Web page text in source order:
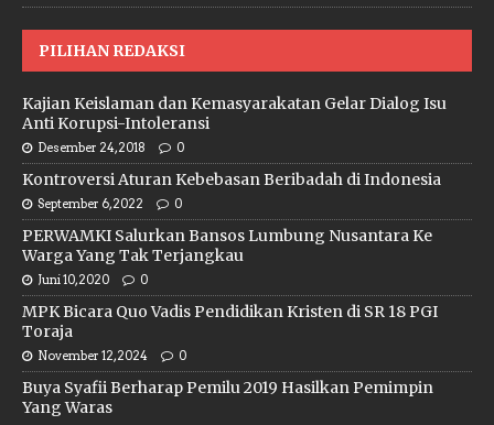
PILIHAN REDAKSI
Kajian Keislaman dan Kemasyarakatan Gelar Dialog Isu
Anti Korupsi-Intoleransi
Desember 24, 2018 0
Kontroversi Aturan Kebebasan Beribadah di Indonesia
September 6, 2022 0
PERWAMKI Salurkan Bansos Lumbung Nusantara Ke
Warga Yang Tak Terjangkau
Juni 10, 2020 0
MPK Bicara Quo Vadis Pendidikan Kristen di SR 18 PGI
Toraja
November 12, 2024 0
Buya Syafii Berharap Pemilu 2019 Hasilkan Pemimpin
Yang Waras